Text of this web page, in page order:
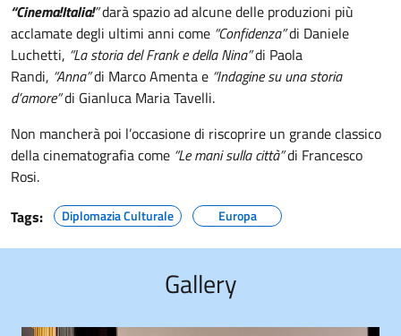
“Cinema!Italia!”darà spazio ad alcune delle produzioni più
acclamate degli ultimi anni come “Confidenza”di Daniele
Luchetti, “La storia del Frank e della Nina”di Paola
Randi, “Anna”di Marco Amenta e “Indagine su una storia
d’amore”di Gianluca Maria Tavelli.
Non mancherà poi l’occasione di riscoprire un grande classico
della cinematografia come “Le mani sulla città”di Francesco
Rosi.
Tags:
Diplomazia Culturale Europa
Gallery